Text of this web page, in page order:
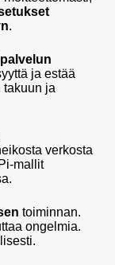
.
palvelun
ja estää
takuun ja
verkosta
mallit
toiminnan.
ongelmia.